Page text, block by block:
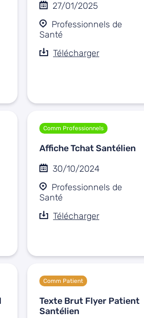
27/01/2025
Professionnels de
Santé
Télécharger
Comm Professionnels
Affiche Tchat Santélien
30/10/2024
Professionnels de
Santé
Télécharger
Comm Patient
Texte Brut Flyer Patient
Santélien